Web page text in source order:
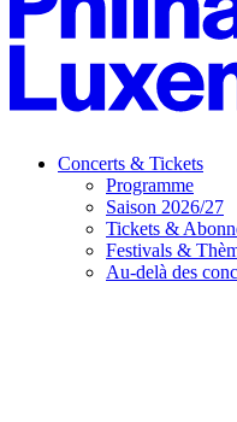
Concerts & Tickets
Programme
Saison 2026/27
Tickets &
Festivals &
Au-delà des